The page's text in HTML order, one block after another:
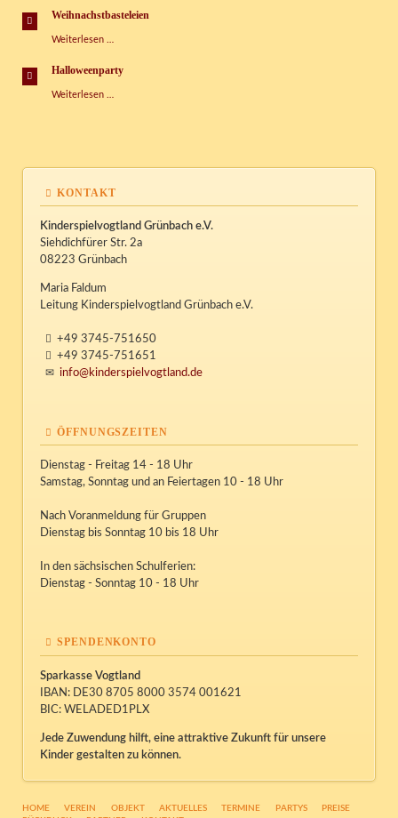
Sprachen
Weihnachstbasteleien
Weiterlesen …
Halloweenparty
Weiterlesen …
KONTAKT
Kinderspielvogtland Grünbach e.V.
Siehdichfürer Str. 2a
08223 Grünbach
Maria Faldum
Leitung Kinderspielvogtland Grünbach e.V.
+49 3745-751650
+49 3745-751651
info@kinderspielvogtland.de
ÖFFNUNGSZEITEN
Dienstag - Freitag 14 - 18 Uhr
Samstag, Sonntag und an Feiertagen 10 - 18 Uhr
Nach Voranmeldung für Gruppen
Dienstag bis Sonntag 10 bis 18 Uhr
In den sächsischen Schulferien:
Dienstag - Sonntag 10 - 18 Uhr
SPENDENKONTO
Sparkasse Vogtland
IBAN: DE30 8705 8000 3574 001621
BIC: WELADED1PLX
Jede Zuwendung hilft, eine attraktive Zukunft für unsere
Kinder gestalten zu können.
NAVIGATION
HOME VEREIN OBJEKT AKTUELLES TERMINE PARTYS
PREISE